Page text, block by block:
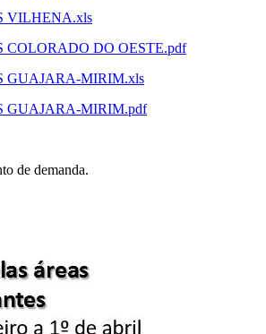
VILHENA.xls
COLORADO DO OESTE.pdf
GUAJARA-MIRIM.xls
GUAJARA-MIRIM.pdf
de demanda.